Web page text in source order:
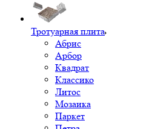
Тротуарная плита
Абрис
Арбор
Квадрат
Классико
Литос
Мозаика
Паркет